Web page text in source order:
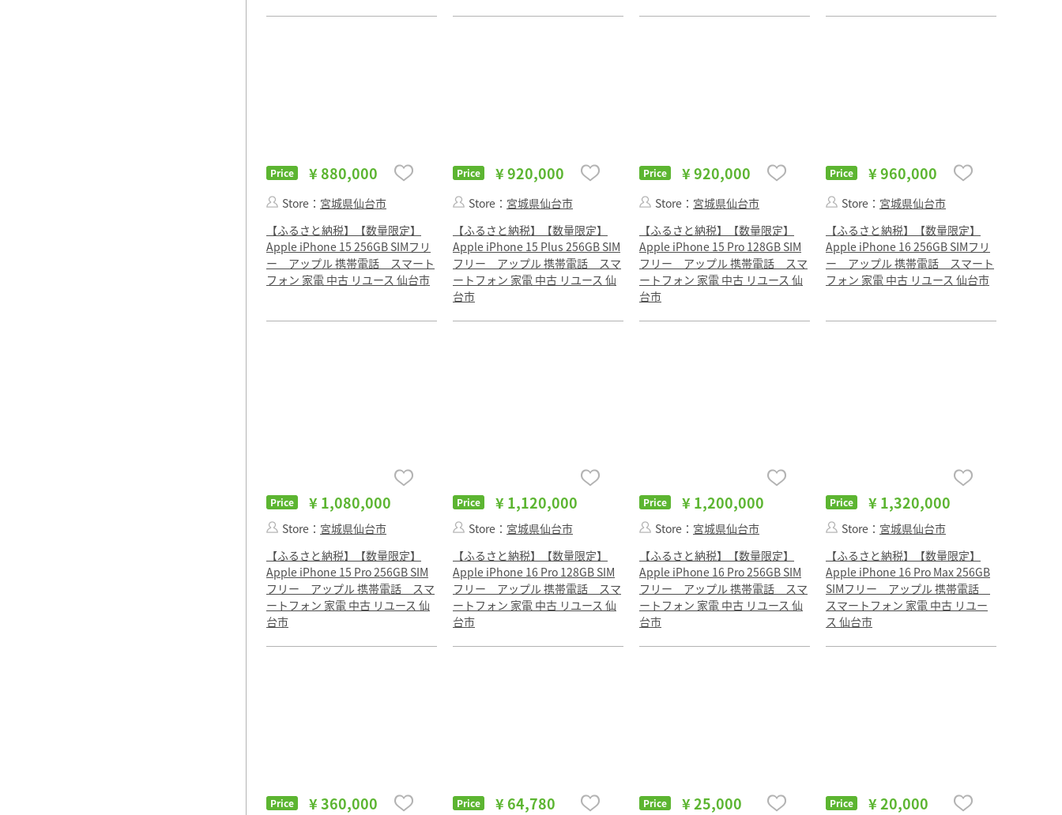
Price ¥ 880,000
Store： 宮城県仙台市
【ふるさと納税】【数量限定】
Apple iPhone 15 256GB SIMフリ
ー アップル 携帯電話 スマート
フォン 家電 中古 リユース 仙台市
Price ¥ 920,000
Store： 宮城県仙台市
【ふるさと納税】【数量限定】
Apple iPhone 15 Plus 256GB SIM
フリー アップル 携帯電話 スマ
ートフォン 家電 中古 リユース 仙
台市
Price ¥ 920,000
Store： 宮城県仙台市
【ふるさと納税】【数量限定】
Apple iPhone 15 Pro 128GB SIM
フリー アップル 携帯電話 スマ
ートフォン 家電 中古 リユース 仙
台市
Price ¥ 960,000
Store： 宮城県仙台市
【ふるさと納税】【数量限定】
Apple iPhone 16 256GB SIMフリ
ー アップル 携帯電話 スマート
フォン 家電 中古 リユース 仙台市
Price ¥ 1,080,000
Store： 宮城県仙台市
【ふるさと納税】【数量限定】
Apple iPhone 15 Pro 256GB SIM
フリー アップル 携帯電話 スマ
ートフォン 家電 中古 リユース 仙
台市
Price ¥ 1,120,000
Store： 宮城県仙台市
【ふるさと納税】【数量限定】
Apple iPhone 16 Pro 128GB SIM
フリー アップル 携帯電話 スマ
ートフォン 家電 中古 リユース 仙
台市
Price ¥ 1,200,000
Store： 宮城県仙台市
【ふるさと納税】【数量限定】
Apple iPhone 16 Pro 256GB SIM
フリー アップル 携帯電話 スマ
ートフォン 家電 中古 リユース 仙
台市
Price ¥ 1,320,000
Store： 宮城県仙台市
【ふるさと納税】【数量限定】
Apple iPhone 16 Pro Max 256GB
SIMフリー アップル 携帯電話
スマートフォン 家電 中古 リユー
ス 仙台市
Price ¥ 360,000 Price ¥ 64,780 Price ¥ 25,000 Price ¥ 20,000